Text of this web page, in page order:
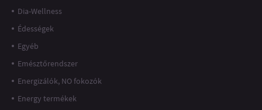
Dia-Wellness
Édességek
Egyéb
Emésztőrendszer
Energizálók, NO fokozók
Energy termékek